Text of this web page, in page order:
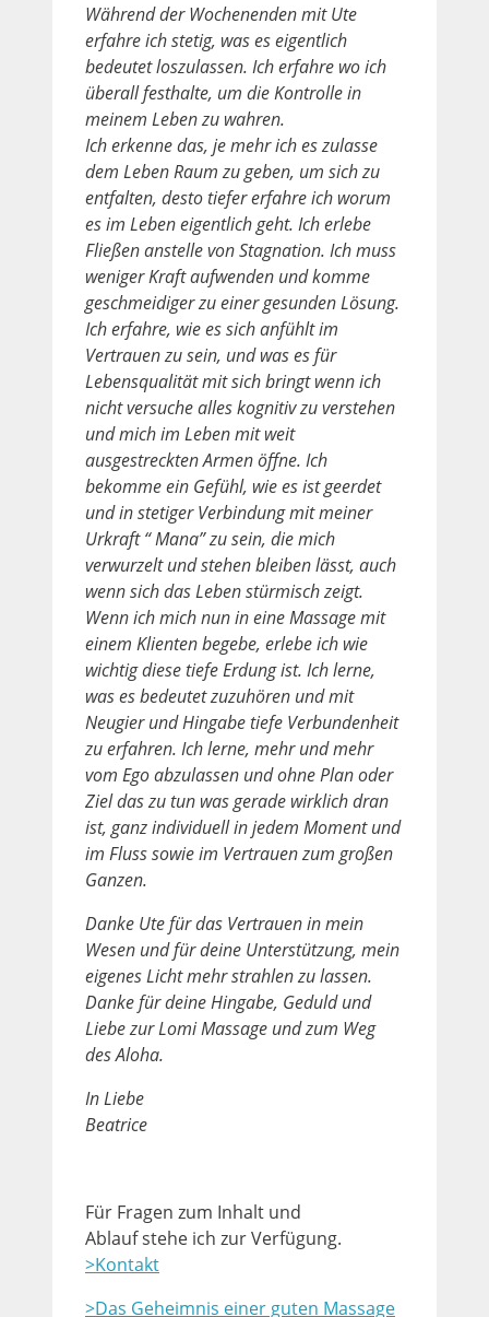
Während der Wochenenden mit Ute
erfahre ich stetig, was es eigentlich
bedeutet loszulassen. Ich erfahre wo ich
überall festhalte, um die Kontrolle in
meinem Leben zu wahren.
Ich erkenne das, je mehr ich es zulasse
dem Leben Raum zu geben, um sich zu
entfalten, desto tiefer erfahre ich worum
es im Leben eigentlich geht. Ich erlebe
Fließen anstelle von Stagnation. Ich muss
weniger Kraft aufwenden und komme
geschmeidiger zu einer gesunden Lösung.
Ich erfahre, wie es sich anfühlt im
Vertrauen zu sein, und was es für
Lebensqualität mit sich bringt wenn ich
nicht versuche alles kognitiv zu verstehen
und mich im Leben mit weit
ausgestreckten Armen öffne. Ich
bekomme ein Gefühl, wie es ist geerdet
und in stetiger Verbindung mit meiner
Urkraft “ Mana” zu sein, die mich
verwurzelt und stehen bleiben lässt, auch
wenn sich das Leben stürmisch zeigt.
Wenn ich mich nun in eine Massage mit
einem Klienten begebe, erlebe ich wie
wichtig diese tiefe Erdung ist. Ich lerne,
was es bedeutet zuzuhören und mit
Neugier und Hingabe tiefe Verbundenheit
zu erfahren. Ich lerne, mehr und mehr
vom Ego abzulassen und ohne Plan oder
Ziel das zu tun was gerade wirklich dran
ist, ganz individuell in jedem Moment und
im Fluss sowie im Vertrauen zum großen
Ganzen.
Danke Ute für das Vertrauen in mein
Wesen und für deine Unterstützung, mein
eigenes Licht mehr strahlen zu lassen.
Danke für deine Hingabe, Geduld und
Liebe zur Lomi Massage und zum Weg
des Aloha.
In Liebe
Beatrice
Für Fragen zum Inhalt und
Ablauf stehe ich zur Verfügung.
>Kontakt
>Das Geheimnis einer guten Massage